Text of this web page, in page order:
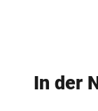
In der